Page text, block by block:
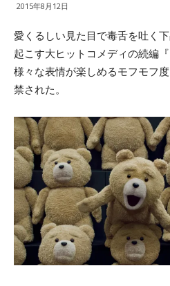
2015年8月12日
愛くるしい見た目で毒舌を吐く
起こす大ヒットコメディの続編
様々な表情が楽しめるモフモフ
禁された。